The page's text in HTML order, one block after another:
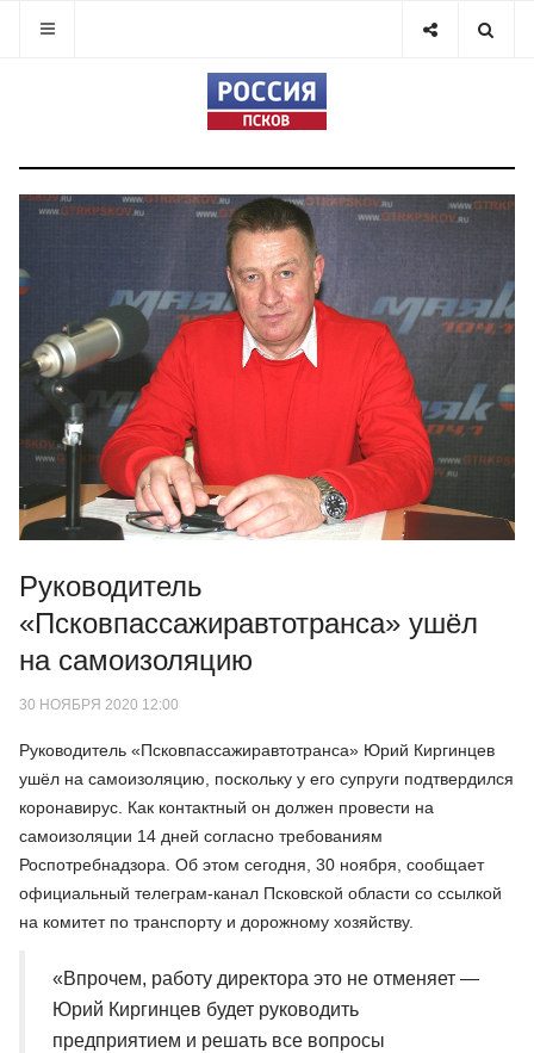
Руководитель
«Псковпассажиравтотранса» ушёл
на самоизоляцию
30 НОЯБРЯ 2020 12:00
Руководитель «Псковпассажиравтотранса» Юрий Киргинцев
ушёл на самоизоляцию, поскольку у его супруги подтвердился
коронавирус. Как контактный он должен провести на
самоизоляции 14 дней согласно требованиям
Роспотребнадзора. Об этом сегодня, 30 ноября, сообщает
официальный телеграм-канал Псковской области со ссылкой
на комитет по транспорту и дорожному хозяйству.
«Впрочем, работу директора это не отменяет —
Юрий Киргинцев будет руководить
предприятием и решать все вопросы